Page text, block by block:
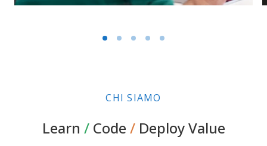
CHI SIAMO
Learn /Code /Deploy Value